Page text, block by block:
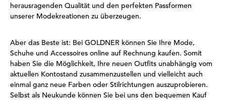
herausragenden Qualität und den perfekten Passformen
unserer Modekreationen zu überzeugen.
Aber das Beste ist: Bei GOLDNER können Sie Ihre Mode,
Schuhe und Accessoires online auf Rechnung kaufen. Somit
haben Sie die Möglichkeit, Ihre neuen Outfits unabhängig vom
aktuellen Kontostand zusammenzustellen und vielleicht auch
einmal ganz neue Farben oder Stilrichtungen auszuprobieren.
Selbst als Neukunde können Sie bei uns den bequemen Kauf